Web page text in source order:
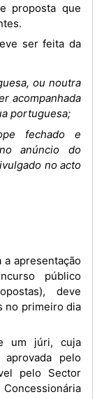
proposta que
ou noutra
acompanhada
portuguesa;
fechado e
anúncio do
no acto
público
deve
no primeiro dia
pelo
pelo Sector